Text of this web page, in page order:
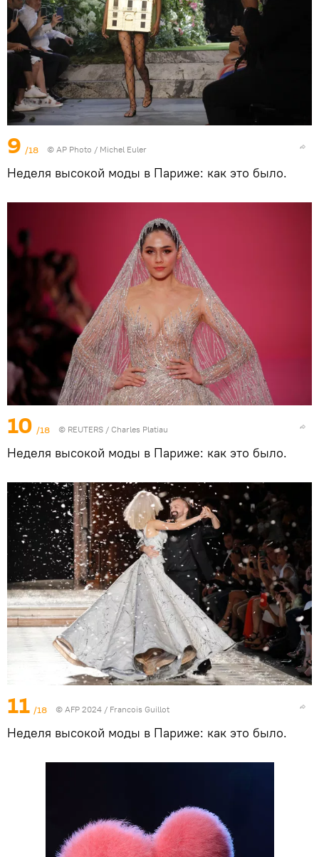
9 /18 © AP Photo / Michel Euler
Неделя высокой моды в Париже: как это было.
10 /18 © REUTERS / Charles Platiau
Неделя высокой моды в Париже: как это было.
11 /18 © AFP 2024 / Francois Guillot
Неделя высокой моды в Париже: как это было.